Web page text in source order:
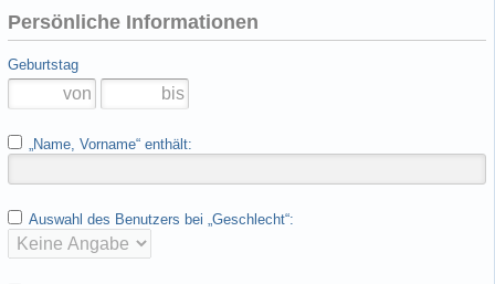
Persönliche Informationen
Geburtstag
„Name, Vorname“ enthält:
Auswahl des Benutzers bei „Geschlecht“: